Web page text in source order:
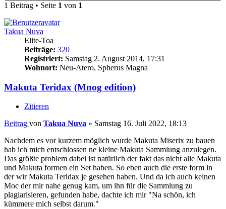
1 Beitrag • Seite 1 von 1
Takua Nuva
Elite-Toa
Beiträge: 320
Registriert: Samstag 2. August 2014, 17:31
Wohnort: Neu-Atero, Spherus Magna
Makuta Teridax (Mnog edition)
Zitieren
Beitrag von Takua Nuva » Samstag 16. Juli 2022, 18:13
Nachdem es vor kurzem möglich wurde Makuta Miserix zu bauen
hab ich mich entschlossen ne kleine Makuta Sammlung anzulegen.
Das größte problem dabei ist natürlich der fakt das nicht alle Makuta
und Makuta formen ein Set haben. So eben auch die erste form in
der wir Makuta Teridax je gesehen haben. Und da ich auch keinen
Moc der mir nahe genug kam, um ihn für die Sammlung zu
plagiarisieren, gefunden habe, dachte ich mir "Na schön, ich
kümmere mich selbst darum."